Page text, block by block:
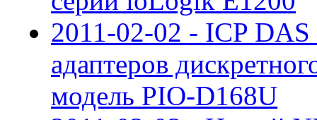
2011-02-02 - ICP
адаптеров
модель PIO-D168U